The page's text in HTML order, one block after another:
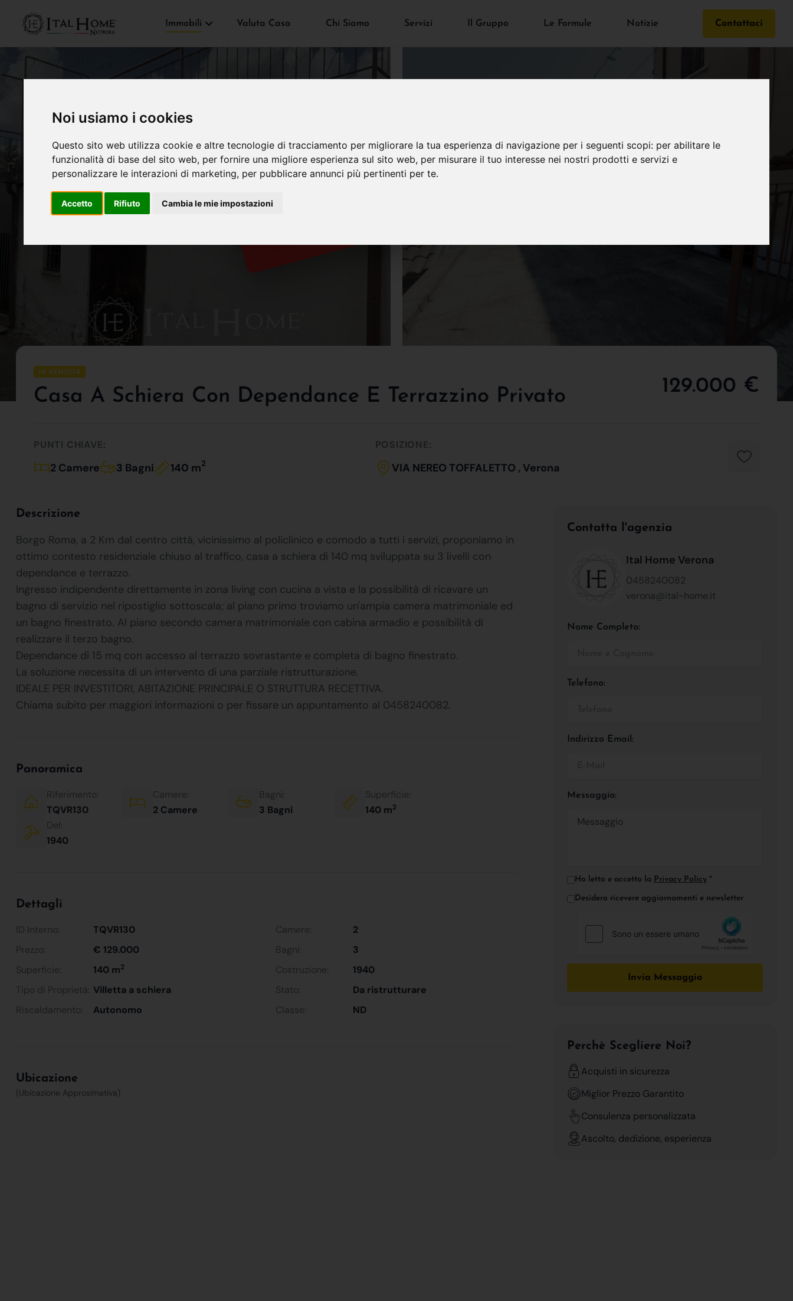
Noi usiamo i cookies
Questo sito web utilizza cookie e altre tecnologie di tracciamento per migliorare la tua esperienza di navigazione per i seguenti scopi: per abilitare le
funzionalità di base del sito web, per fornire una migliore esperienza sul sito web, per misurare il tuo interesse nei nostri prodotti e servizi e
personalizzare le interazioni di marketing, per pubblicare annunci più pertinenti per te.
Accetto Rifiuto Cambia le mie impostazioni
Immobili Valuta Casa Chi Siamo Servizi Il Gruppo Le Formule Notizie Contattaci
VENDUTO
IN VENDITA
Casa A Schiera Con Dependance E Terrazzino Privato 129.000 €
PUNTI CHIAVE:
2 Camere 3 Bagni 140 m2
POSIZIONE:
VIA NEREO TOFFALETTO , Verona
Descrizione
Borgo Roma, a 2 Km dal centro città, vicinissimo al policlinico e comodo a tutti i servizi, proponiamo in
ottimo contesto residenziale chiuso al traffico, casa a schiera di 140 mq sviluppata su 3 livelli con
dependance e terrazzo.
Ingresso indipendente direttamente in zona living con cucina a vista e la possibilità di ricavare un
bagno di servizio nel ripostiglio sottoscala; al piano primo troviamo un'ampia camera matrimoniale ed
un bagno finestrato. Al piano secondo camera matrimoniale con cabina armadio e possibilità di
realizzare il terzo bagno.
Dependance di 15 mq con accesso al terrazzo sovrastante e completa di bagno finestrato.
La soluzione necessita di un intervento di una parziale ristrutturazione.
IDEALE PER INVESTITORI, ABITAZIONE PRINCIPALE O STRUTTURA RECETTIVA.
Chiama subito per maggiori informazioni o per fissare un appuntamento al 0458240082.
Panoramica
Riferimento:
TQVR130
Camere:
2 Camere
Bagni:
3 Bagni
Superficie:
140 m2
Del:
1940
Dettagli
ID Interno: TQVR130 Camere:
2
Prezzo:
€ 129.000 Bagni:
3
Superficie:
140 m2 Costruzione:
1940
Tipo di Proprietà: Villetta a schiera Stato:
Da ristrutturare
Riscaldamento:
Autonomo Classe: ND
Ubicazione
(Ubicazione Approsimativa)
Contatta l'agenzia
Ital Home Verona
0458240082
verona@ital-home.it
Nome Completo:
Telefono:
Indirizzo Email:
Messaggio:
Ho letto e accetto la Privacy Policy *
Desidero ricevere aggiornamenti e newsletter
Invia Messaggio
Perchè Scegliere Noi?
Acquisti in sicurezza
Miglior Prezzo Garantito
Consulenza personalizzata
Ascolto, dedizione, esperienza